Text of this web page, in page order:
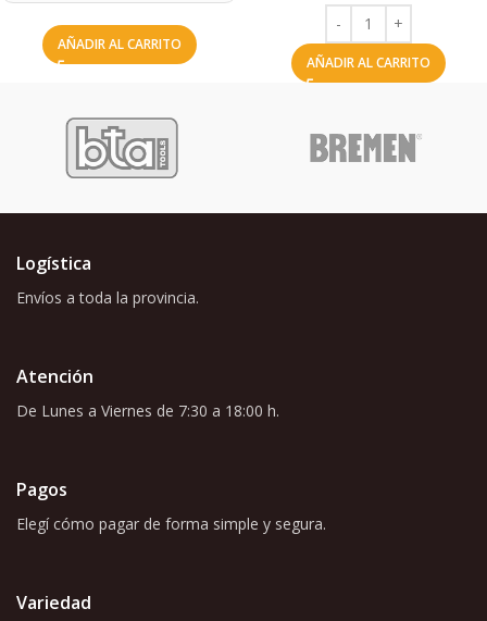
AÑADIR AL CARRITO
AÑADIR AL CARRITO
Logística
Envíos a toda la provincia.
Atención
De Lunes a Viernes de 7:30 a 18:00 h.
Pagos
Elegí cómo pagar de forma simple y segura.
Variedad